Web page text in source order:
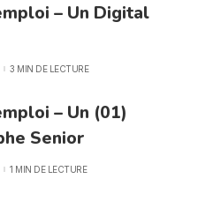
– Un Digital
3 MIN DE LECTURE
– Un (01)
Senior
1 MIN DE LECTURE